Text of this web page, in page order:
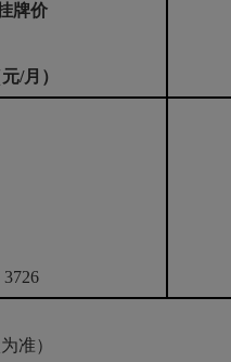
牌价
元/月）
3726
准）